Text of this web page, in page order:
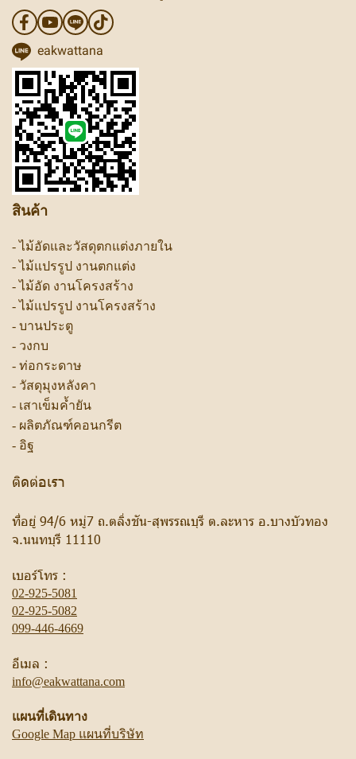
eakwattana
สินค้า
-ไม้อัดและวัสดุตกแต่งภายใน
-ไม้แปรรูป งานตกแต่ง
-ไม้อัด งานโครงสร้าง
-ไม้แปรรูป งานโครงสร้าง
- บานประตู
- วงกบ
- ท่อกระดาษ
- วัสดุมุงหลังคา
- เสาเข็มค้ำยัน
- ผลิตภัณฑ์คอนกรีต
- อิฐ
ติดต่อเรา
ที่อยู่ 94/6 หมู่7 ถ.ตลิ่งชัน-สุพรรณบุรี ต.ละหาร อ.บางบัวทอง
จ.นนทบุรี 11110
เบอร์โทร :
02-925-5081
02-925-5082
099-446-4669
อีเมล :
info@eakwattana.com
แผนที่เดินทาง
Google Map แผนที่บริษัท